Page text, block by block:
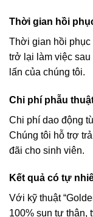
Thời gian hồi
Thời gian hồi phục
trở lại làm việc sau
lấn của chúng tôi.
Chi phí phẫu
Chi phí dao động
Chúng tôi hỗ trợ
đãi cho sinh viên.
Kết quả có tự
Với kỹ thuật
100% sụn tự thân,